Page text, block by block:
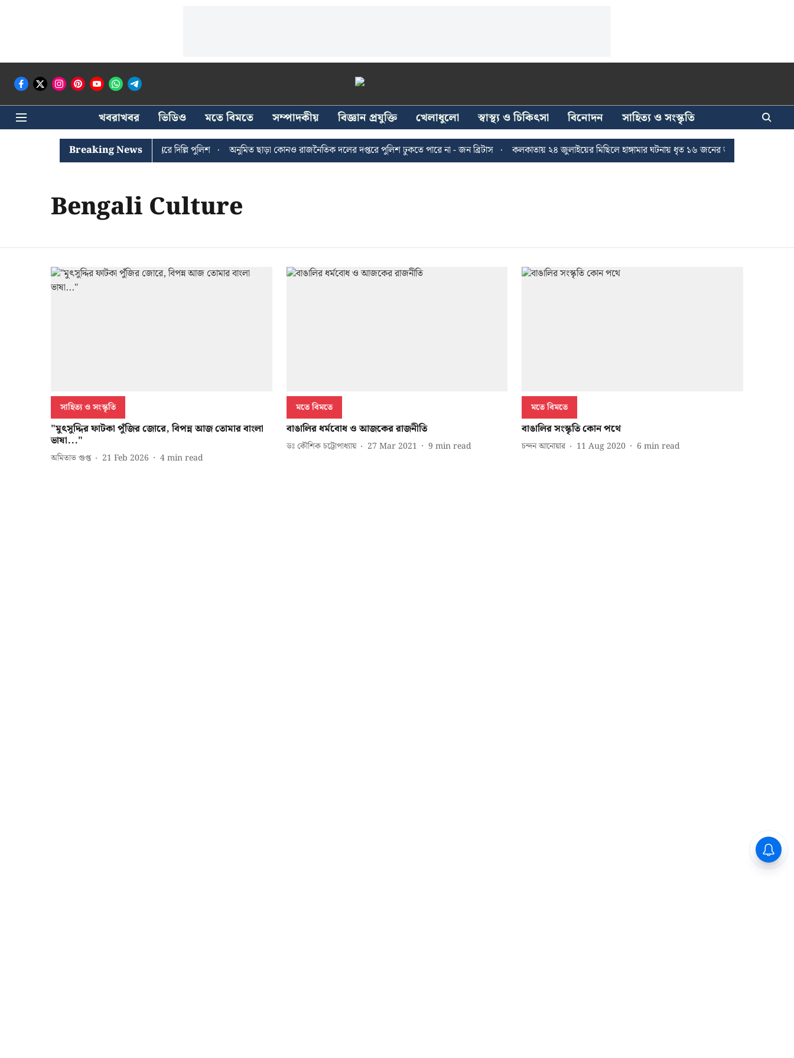
খবরাখবর ভিডিও মতে বিমতে সম্পাদকীয় বিজ্ঞান প্রযুক্তি খেলাধুলো স্বাস্থ্য ও চিকিৎসা বিনোদন সাহিত্য ও সংস্কৃতি
Breaking News
ঐশী ঘোষের খোঁজে সিপিআইএম সদর দপ্তরে দিল্লি পুলিশ অনুমিত ছাড়া কোনও রাজনৈতিক দলের দপ্তরে পুলিশ ঢুকতে পারে না - জন ব্রিটাস কলকাতায় ২৪ জুলাইয়ের মিছিলে হাঙ্গামার ঘটনায় ধৃত ১৬ জনের জামিন
Bengali Culture
সাহিত্য ও সংস্কৃতি
"মুৎসুদ্দির ফাটকা পুঁজির জোরে, বিপন্ন আজ তোমার বাংলা
ভাষা..."
অমিতাভ গুপ্ত 21 Feb 2026 4min read
মতে বিমতে
বাঙালির ধর্মবোধ ও আজকের রাজনীতি
ডঃ কৌশিক চট্টোপাধ্যায় 27 Mar 2021 9 min read
মতে বিমতে
বাঙালির সংস্কৃতি কোন পথে
চন্দন আনোয়ার 11 Aug 2020 6 min read